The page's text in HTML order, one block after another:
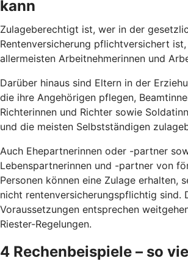
kann
Zulageberechtigt ist, wer in der
Rentenversicherung pflichtversichert
allermeisten Arbeitnehmerinnen und
Darüber hinaus sind Eltern in der
die ihre Angehörigen pflegen,
Richterinnen und Richter sowie
und die meisten Selbstständigen
Auch Ehepartnerinnen oder -partner
Lebenspartnerinnen und -partner von
Personen können eine Zulage erhalten,
nicht rentenversicherungspflichtig sind.
Voraussetzungen entsprechen
Riester-Regelungen.
4 Rechenbeispiele – so